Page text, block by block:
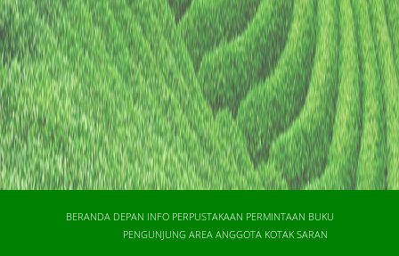
ISBN/ISSN
Tipe Koleksi
Lokasi
GMD
BERANDA DEPAN INFO PERPUSTAKAAN PERMINTAAN BUKU
PENGUNJUNG AREA ANGGOTA KOTAK SARAN